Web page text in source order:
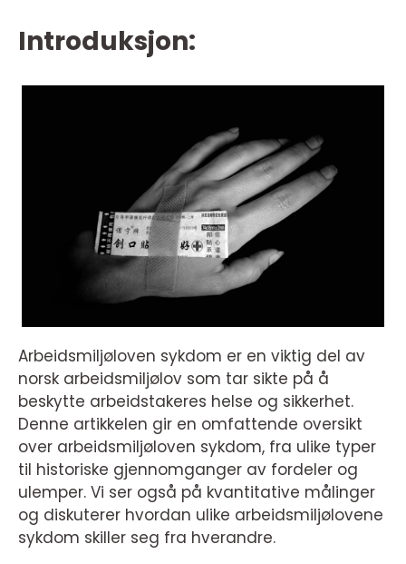
Introduksjon:
Arbeidsmiljøloven sykdom er en viktig del av
norsk arbeidsmiljølov som tar sikte på å
beskytte arbeidstakeres helse og sikkerhet.
Denne artikkelen gir en omfattende oversikt
over arbeidsmiljøloven sykdom, fra ulike typer
til historiske gjennomganger av fordeler og
ulemper. Vi ser også på kvantitative målinger
og diskuterer hvordan ulike arbeidsmiljølovene
sykdom skiller seg fra hverandre.